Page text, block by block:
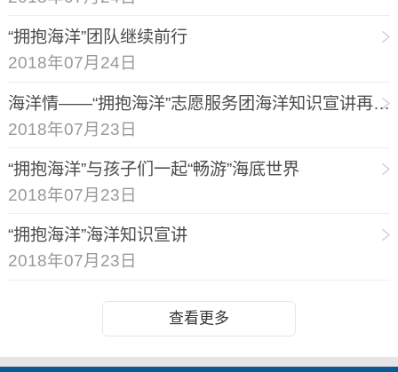
“拥抱海洋”团队继续前行
2018年07月24日
海洋情——“拥抱海洋”志愿服务团海洋知识宣讲再次出征
2018年07月23日
“拥抱海洋”与孩子们一起“畅游”海底世界
2018年07月23日
“拥抱海洋”海洋知识宣讲
2018年07月23日
查看更多